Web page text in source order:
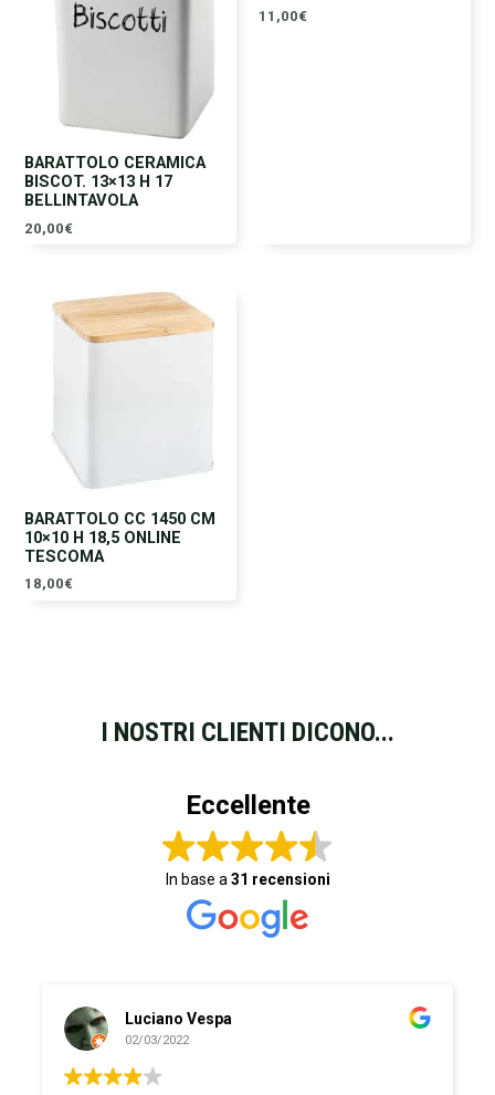
BARATTOLO CERAMICA
BISCOT. 13×13 H 17
BELLINTAVOLA
20,00€
11,00€
BARATTOLO CC 1450 CM
10×10 H 18,5 ONLINE
TESCOMA
18,00€
I NOSTRI CLIENTI DICONO...
Eccellente
In base a 31 recensioni
Luciano Vespa
02/03/2022